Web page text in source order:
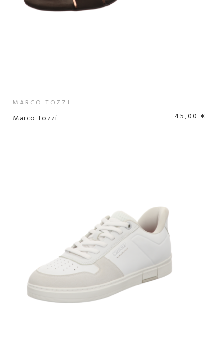
MARCO TOZZI
Marco Tozzi 45,00 €